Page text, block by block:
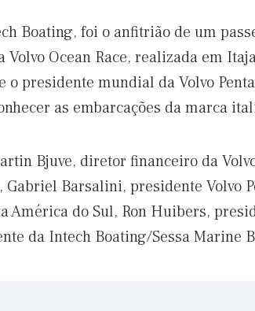
Boating, foi o anfitrião de um
Ocean Race, realizada em
presidente mundial da Volvo
as embarcações da marca
Bjuve, diretor financeiro da
Barsalini, presidente Volvo
América do Sul, Ron Huibers,
da Intech Boating/Sessa Marine